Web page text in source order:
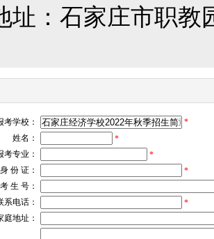
：石家庄市职教
考学校：
*
姓名：
*
考专业：
*
身 份 证：
*
考 生 号：
系电话：
*
庭地址：